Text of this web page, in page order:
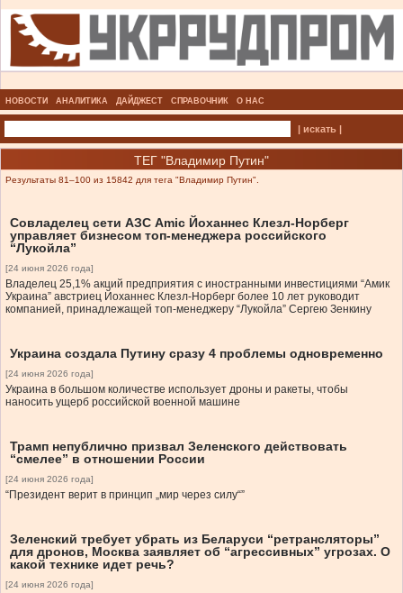
НОВОСТИ АНАЛИТИКА ДАЙДЖЕСТ СПРАВОЧНИК О НАС
| искать |
ТЕГ "Владимир Путин"
Результаты 81–100 из 15842 для тега "Владимир Путин".
Совладелец сети АЗС Amic Йоханнес Клезл-Норберг
управляет бизнесом топ-менеджера российского
“Лукойла”
[24 июня 2026 года]
Владелец 25,1% акций предприятия с иностранными инвестициями “Амик
Украина” австриец Йоханнес Клезл-Норберг более 10 лет руководит
компанией, принадлежащей топ-менеджеру “Лукойла” Сергею Зенкину
Украина создала Путину сразу 4 проблемы одновременно
[24 июня 2026 года]
Украина в большом количестве использует дроны и ракеты, чтобы
наносить ущерб российской военной машине
Трамп непублично призвал Зеленского действовать
“смелее” в отношении России
[24 июня 2026 года]
“Президент верит в принцип „мир через силу“”
Зеленский требует убрать из Беларуси “ретрансляторы”
для дронов, Москва заявляет об “агрессивных” угрозах. О
какой технике идет речь?
[24 июня 2026 года]